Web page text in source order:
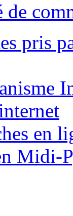
pris
en
Midi-